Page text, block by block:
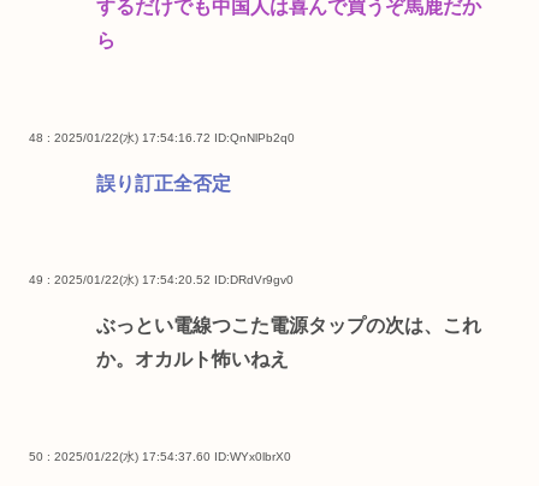
するだけでも中国人は喜んで買うぞ馬鹿だか
ら
48 : 2025/01/22(水) 17:54:16.72 ID:QnNlPb2q0
誤り訂正全否定
49 : 2025/01/22(水) 17:54:20.52 ID:DRdVr9gv0
ぶっとい電線つこた電源タップの次は、これ
か。オカルト怖いねえ
50 : 2025/01/22(水) 17:54:37.60 ID:WYx0lbrX0